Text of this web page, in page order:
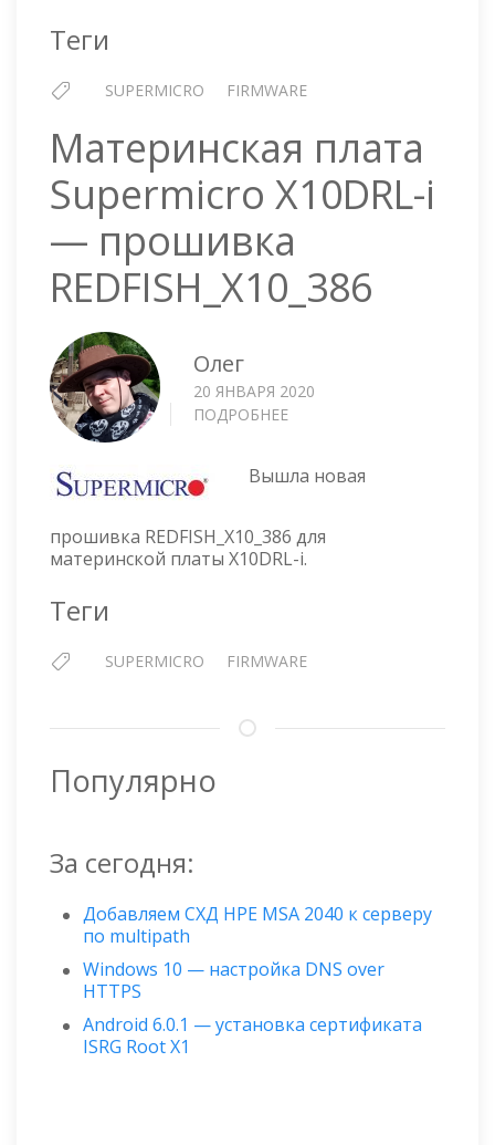
3.4A
Теги
SUPERMICRO FIRMWARE
Материнская плата
Supermicro X10DRL-i
— прошивка
REDFISH_X10_386
Олег
20 ЯНВАРЯ 2020
ПОДРОБНЕЕ
SUPERMICRO
I
—
Вышла новая
прошивка REDFISH_X10_386 для
материнской платы X10DRL-i.
Теги
SUPERMICRO FIRMWARE
Популярно
За сегодня:
Добавляем СХД HPE MSA 2040 к серверу
по multipath
Windows 10 — настройка DNS over
HTTPS
Android 6.0.1 — установка сертификата
ISRG Root X1